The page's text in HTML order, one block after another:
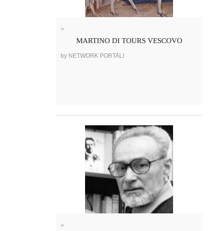
>
MARTINO DI TOURS VESCOVO
by NETWORK PORTALI
>